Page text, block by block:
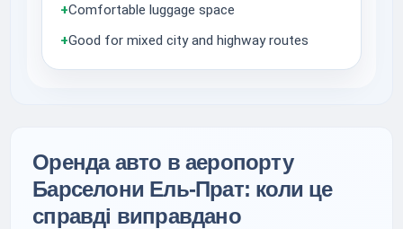
+Comfortable luggage space
+Good for mixed city and highway routes
Оренда авто в аеропорту
Барселони Ель-Прат: коли це
справді виправдано